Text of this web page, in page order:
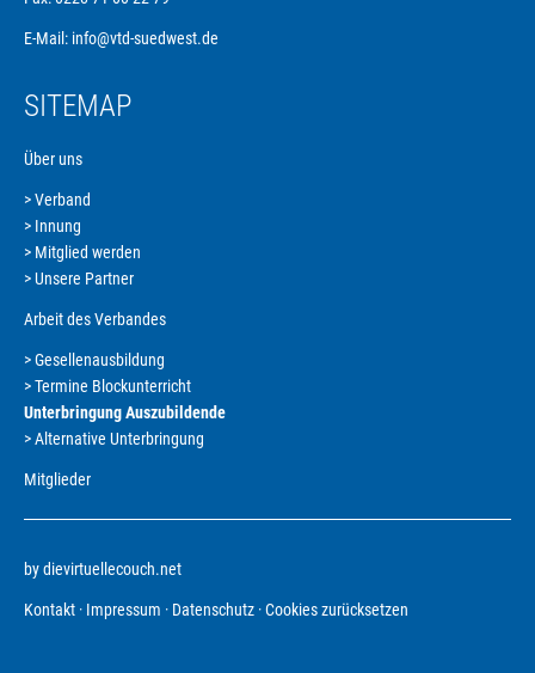
E-Mail: info@vtd-suedwest.de
SITEMAP
Über uns
Navigation
überspringen
Verband
Innung
Mitglied werden
Unsere Partner
Arbeit des Verbandes
Navigation
überspringen
Gesellenausbildung
Termine Blockunterricht
Unterbringung Auszubildende
Alternative Unterbringung
Mitglieder
by dievirtuellecouch.net
Navigation
Kontakt Impressum Datenschutz Cookies zurücksetzen